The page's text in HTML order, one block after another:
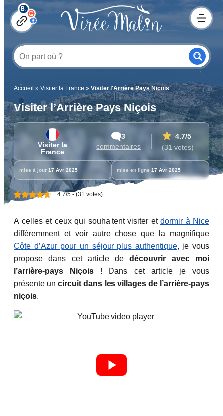
Accueil » Visiter la France » Visiter l'Arrière Pays Niçois
Visiter l’Arrière Pays Niçois
Visiter la
France
3
commentaires
4.7/5
(31 votes)
mise à jour 17 Avr 2025 mise en ligne 17 Avr 2025
4.7/5 - (31 votes)
A celles et ceux qui souhaitent visiter et dormir à Nice
différemment et voir autre chose que la magnifique
Côte d’Azur pour un séjour plus authentique, je vous
propose dans cet article dedécouvrir avec moi
l’arrière-pays Niçois ! Dans cet article je vous
présente uncircuit dans les villages de l’arrière-pays
niçois.